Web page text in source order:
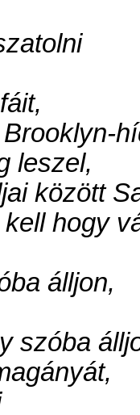
leszel,
között
hogy
álljon,
szóba